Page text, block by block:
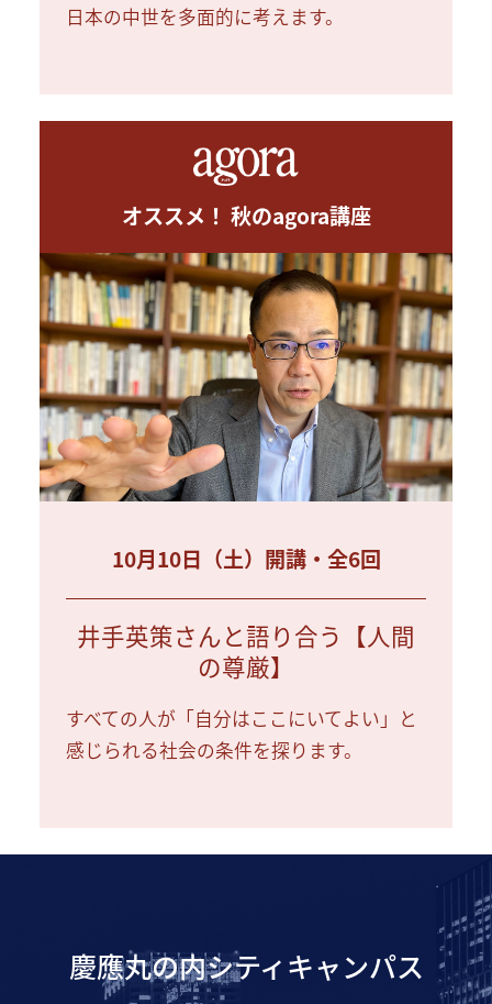
日本の中世を多面的に考えます。
オススメ！ 秋のagora講座
10月10日（土）開講・全6回
井手英策さんと語り合う【人間
の尊厳】
すべての人が「自分はここにいてよい」と
感じられる社会の条件を探ります。
慶應丸の内シティキャンパス